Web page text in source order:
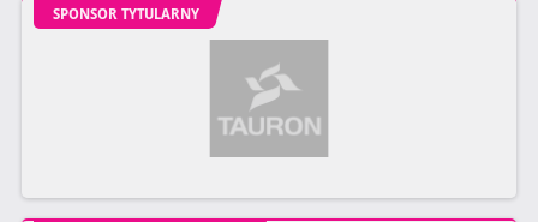
SPONSOR TYTULARNY